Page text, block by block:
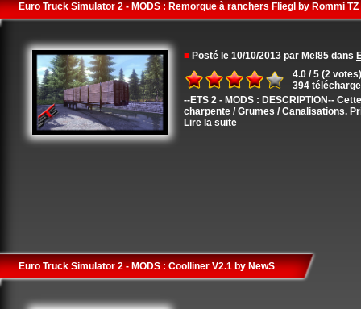
Euro Truck Simulator 2 - MODS : Remorque à ranchers Fliegl by Rommi
■ Posté le 10/10/2013 par Mel85 dans
4.0 / 5 (2 votes)
394
--ETS 2 - MODS : DESCRIPTION--
charpente / Grumes / Canalisations.
Lire la suite
Euro Truck Simulator 2 - MODS : Coolliner V2.1 by NewS